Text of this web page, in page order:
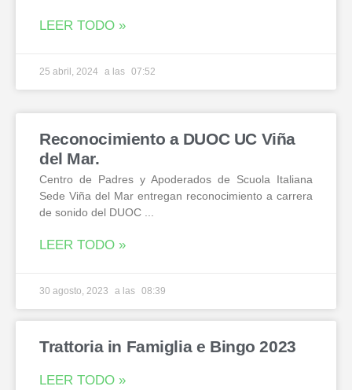
LEER TODO »
25 abril, 2024 07:52
Reconocimiento a DUOC UC Viña
del Mar.
Centro de Padres y Apoderados de Scuola Italiana
Sede Viña del Mar entregan reconocimiento a carrera
de sonido del DUOC
LEER TODO »
30 agosto, 2023 08:39
Trattoria in Famiglia e Bingo 2023
LEER TODO »